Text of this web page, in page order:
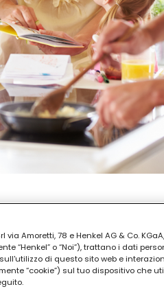
via Amoretti, 78 e Henkel AG & Co.
“Henkel” o “Noi”), trattano i dati
di questo sito web e
“cookie”) sul tuo dispositivo che